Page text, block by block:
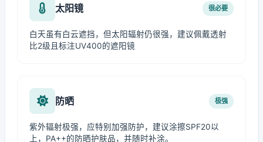
太阳镜 很必要
白天虽有白云遮挡，但太阳辐射仍很强，建议佩戴透射
比2级且标注UV400的遮阳镜
防晒 极强
紫外辐射极强，应特别加强防护，建议涂擦SPF20以
上，PA++的防晒护肤品，并随时补涂。